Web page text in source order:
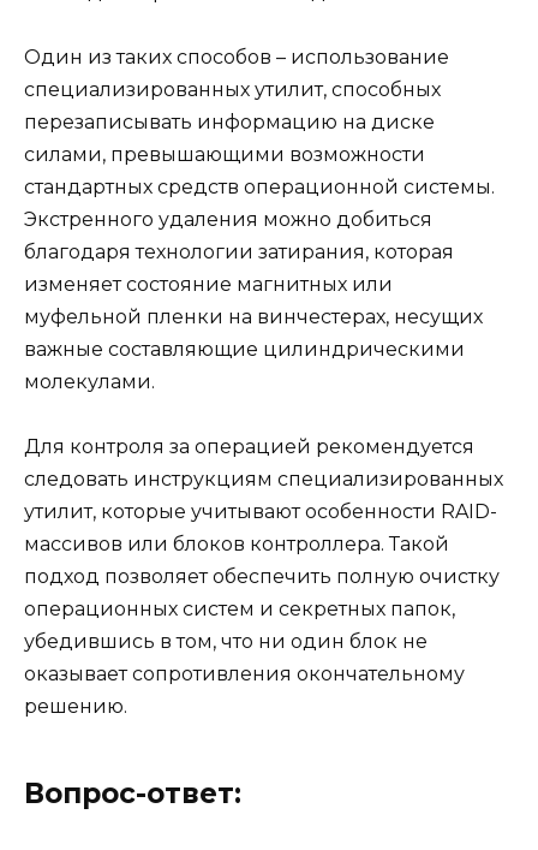
Один из таких способов – использование
специализированных утилит, способных
перезаписывать информацию на диске
силами, превышающими возможности
стандартных средств операционной системы.
Экстренного удаления можно добиться
благодаря технологии затирания, которая
изменяет состояние магнитных или
муфельной пленки на винчестерах, несущих
важные составляющие цилиндрическими
молекулами.
Для контроля за операцией рекомендуется
следовать инструкциям специализированных
утилит, которые учитывают особенности RAID-
массивов или блоков контроллера. Такой
подход позволяет обеспечить полную очистку
операционных систем и секретных папок,
убедившись в том, что ни один блок не
оказывает сопротивления окончательному
решению.
Вопрос-ответ: